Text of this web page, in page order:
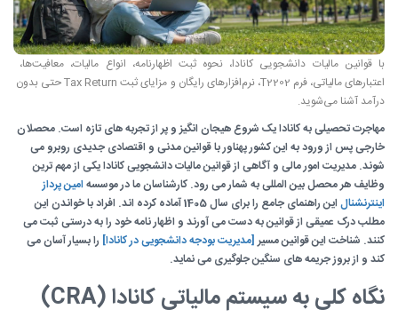
با قوانین مالیات دانشجویی کانادا، نحوه ثبت اظهارنامه، انواع مالیات، معافیت‌ها،
اعتبارهای مالیاتی، فرم T2202، نرم‌افزارهای رایگان و مزایای ثبت Tax Return حتی بدون
درآمد آشنا می‌شوید.
مهاجرت تحصیلی به کانادا یک شروع هیجان انگیز و پر از تجربه های تازه است. محصلان
خارجی پس از ورود به این کشور پهناور با قوانین مدنی و اقتصادی جدیدی روبرو می
شوند. مدیریت امور مالی و آگاهی از قوانین مالیات دانشجویی کانادا یکی از مهم ترین
وظایف هر محصل بین المللی به شمار می رود. کارشناسان ما در موسسه امین پرداز
اینترنشنال
این راهنمای جامع را برای سال 1405 آماده کرده اند. افراد با خواندن این
مطلب درک عمیقی از قوانین به دست می آورند و اظهار نامه خود را به درستی ثبت می
کنند. شناخت این قوانین مسیر [مدیریت بودجه دانشجویی در کانادا] را بسیار آسان می
کند و از بروز جریمه های سنگین جلوگیری می نماید.
نگاه کلی به سیستم مالیاتی کانادا (CRA)